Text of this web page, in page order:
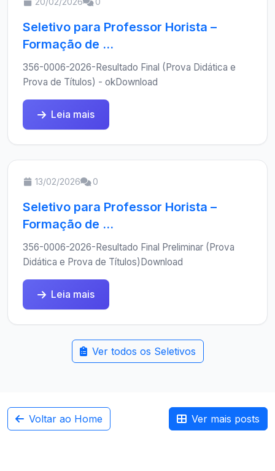
Seletivo para Professor Horista –
Formação de ...
356-0006-2026-Resultado Final (Prova Didática e
Prova de Títulos) - okDownload
Leia mais
13/02/2026 0
Seletivo para Professor Horista –
Formação de ...
356-0006-2026-Resultado Final Preliminar (Prova
Didática e Prova de Títulos)Download
Leia mais
Ver todos os Seletivos
Voltar ao Home Ver mais posts